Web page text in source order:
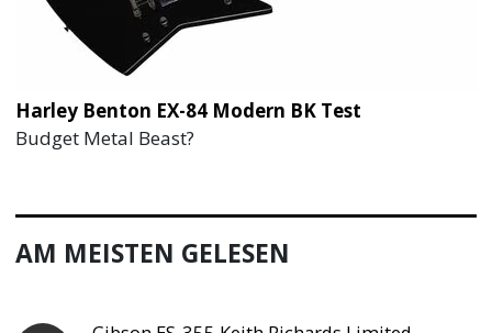
Harley Benton EX-84 Modern BK Test
Budget Metal Beast?
AM MEISTEN GELESEN